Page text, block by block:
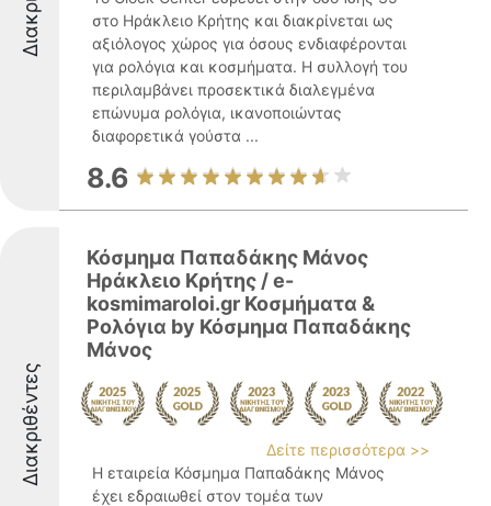
στο Ηράκλειο Κρήτης και διακρίνεται ως
αξιόλογος χώρος για όσους ενδιαφέρονται
για ρολόγια και κοσμήματα. Η συλλογή του
περιλαμβάνει προσεκτικά διαλεγμένα
επώνυμα ρολόγια, ικανοποιώντας
διαφορετικά γούστα ...
8.6
Διακριθέντες
Κόσμημα Παπαδάκης Μάνος
Hράκλειο Κρήτης / e-
kosmimaroloi.gr Κοσμήματα &
Ρολόγια by Κόσμημα Παπαδάκης
Μάνος
Δείτε περισσότερα >>
Η εταιρεία Κόσμημα Παπαδάκης Μάνος
έχει εδραιωθεί στον τομέα των